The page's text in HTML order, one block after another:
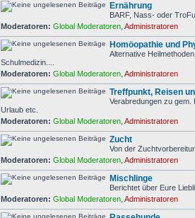
Ernährung
BARF, Nass- oder TroFu
Moderatoren: Global Moderatoren Administratoren
Homöopathie und
Alternative
Schulmedizin....
Moderatoren: Global Moderatoren Administratoren
Treffpunkt, Reisen
Verabredungen zu
Urlaub etc.
Moderatoren: Global Moderatoren Administratoren
Zucht
Von der
Moderatoren: Global Moderatoren Administratoren
Mischlinge
Berichtet über Eure
Moderatoren: Global Moderatoren Administratoren